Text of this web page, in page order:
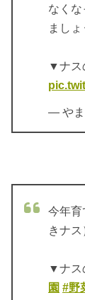
なく
ましょ
▼ナス
— やま
今年
きナ
▼ナス
園 #野